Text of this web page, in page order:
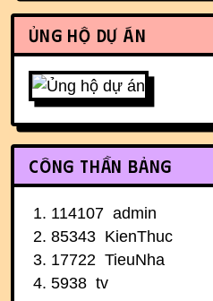
Ủng hộ dự án
Công thần bảng
114107 admin
85343 KienThuc
17722 TieuNha
5938 tv